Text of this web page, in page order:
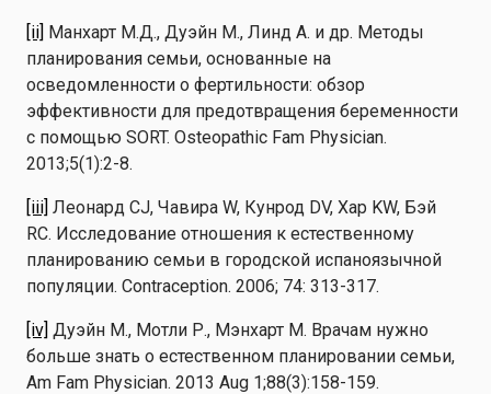
[ii] Манхарт М.Д., Дуэйн М., Линд А. и др. Методы
планирования семьи, основанные на
осведомленности о фертильности: обзор
эффективности для предотвращения беременности
с помощью SORT. Osteopathic Fam Physician.
2013;5(1):2-8.
[iii] Леонард CJ, Чавира W, Кунрод DV, Хар KW, Бэй
RC. Исследование отношения к естественному
планированию семьи в городской испаноязычной
популяции. Contraception. 2006; 74: 313-317.
[iv] Дуэйн М., Мотли Р., Мэнхарт М. Врачам нужно
больше знать о естественном планировании семьи,
Am Fam Physician. 2013 Aug 1;88(3):158-159.